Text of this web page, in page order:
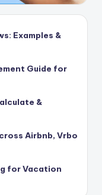
Examples &
Guide for
&
Airbnb, Vrbo
for Vacation